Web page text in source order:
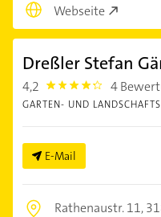
Webseite
Dreßler Stefan
4,2 4.2000003 4
GARTEN- UND
E-Mail
Rathenaustr. 11,